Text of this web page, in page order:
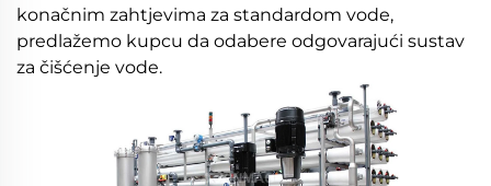
konačnim zahtjevima za standardom vode,
predlažemo kupcu da odabere odgovarajući sustav
za čišćenje vode.